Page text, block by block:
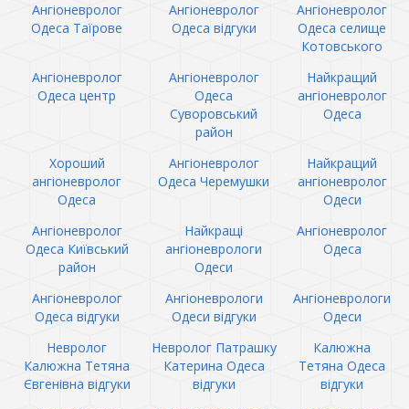
Ангіоневролог
Одеса Таїрове
Ангіоневролог
Одеса відгуки
Ангіоневролог
Одеса селище
Котовського
Ангіоневролог
Одеса центр
Ангіоневролог
Одеса
Суворовський
район
Найкращий
ангіоневролог
Одеса
Хороший
ангіоневролог
Одеса
Ангіоневролог
Одеса Черемушки
Найкращий
ангіоневролог
Одеси
Ангіоневролог
Одеса Київський
район
Найкращі
ангіоневрологи
Одеси
Ангіоневролог
Одеса
Ангіоневролог
Одеса відгуки
Ангіоневрологи
Одеси відгуки
Ангіоневрологи
Одеси
Невролог
Калюжна Тетяна
Євгенівна відгуки
Невролог Патрашку
Катерина Одеса
відгуки
Калюжна
Тетяна Одеса
відгуки